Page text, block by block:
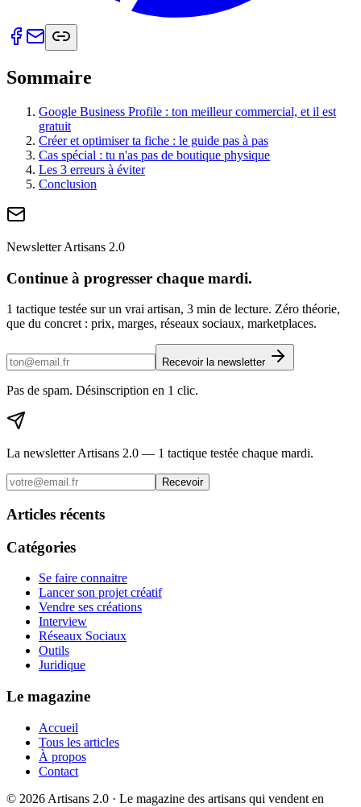
Sommaire
Google Business Profile : ton meilleur commercial, et il est
gratuit
Créer et optimiser ta fiche : le guide pas à pas
Cas spécial : tu n'as pas de boutique physique
Les 3 erreurs à éviter
Conclusion
Newsletter Artisans 2.0
Continue à progresser chaque mardi.
1 tactique testée sur un vrai artisan, 3 min de lecture. Zéro théorie,
que du concret : prix, marges, réseaux sociaux, marketplaces.
Recevoir la newsletter
Pas de spam. Désinscription en 1 clic.
La newsletter Artisans 2.0 — 1 tactique testée chaque mardi.
Recevoir
Articles récents
Catégories
Se faire connaitre
Lancer son projet créatif
Vendre ses créations
Interview
Réseaux Sociaux
Outils
Juridique
Le magazine
Accueil
Tous les articles
À propos
Contact
© 2026 Artisans 2.0 · Le magazine des artisans qui vendent en